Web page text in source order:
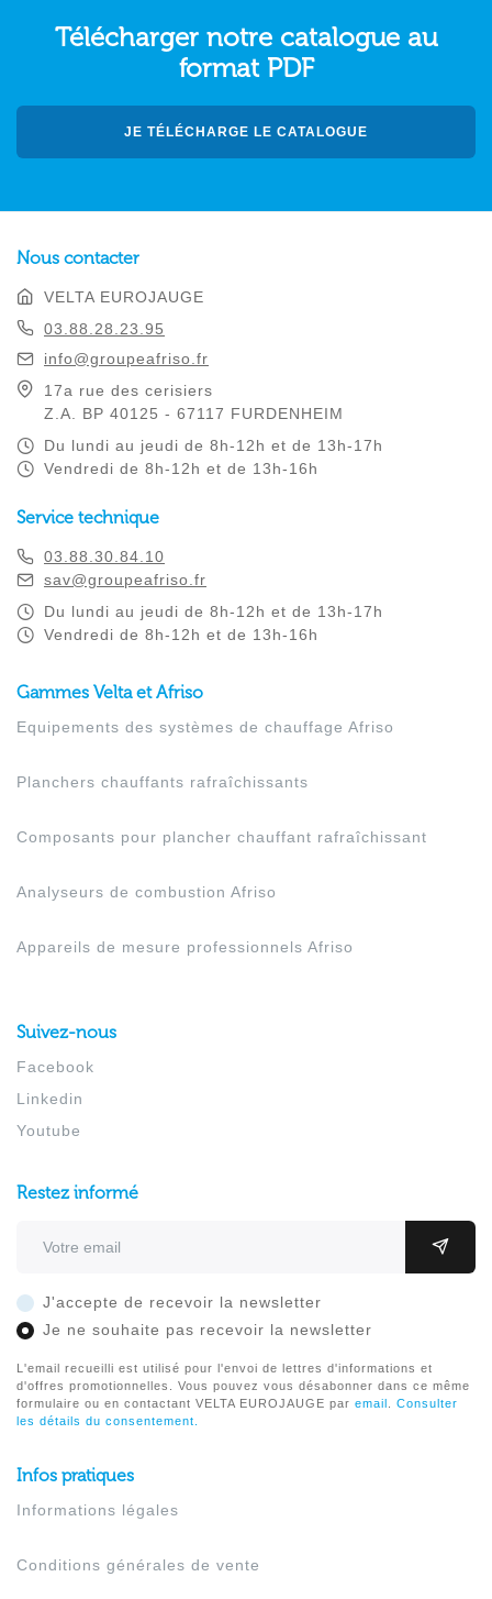
Télécharger notre catalogue au
format PDF
JE TÉLÉCHARGE LE CATALOGUE
Nous contacter
VELTA EUROJAUGE
03.88.28.23.95
info@groupeafriso.fr
17a rue des cerisiers
Z.A. BP 40125 - 67117 FURDENHEIM
Du lundi au jeudi de 8h-12h et de 13h-17h
Vendredi de 8h-12h et de 13h-16h
Service technique
03.88.30.84.10
sav@groupeafriso.fr
Du lundi au jeudi de 8h-12h et de 13h-17h
Vendredi de 8h-12h et de 13h-16h
Gammes Velta et Afriso
Equipements des systèmes de chauffage Afriso
Planchers chauffants rafraîchissants
Composants pour plancher chauffant rafraîchissant
Analyseurs de combustion Afriso
Appareils de mesure professionnels Afriso
Suivez-nous
Facebook
Linkedin
Youtube
Restez informé
J'accepte de recevoir la newsletter
Je ne souhaite pas recevoir la newsletter
L'email recueilli est utilisé pour l'envoi de lettres d'informations et
d'offres promotionnelles. Vous pouvez vous désabonner dans ce même
formulaire ou en contactant VELTA EUROJAUGE par email
Consulter
les détails du consentement.
Infos pratiques
Informations légales
Conditions générales de vente